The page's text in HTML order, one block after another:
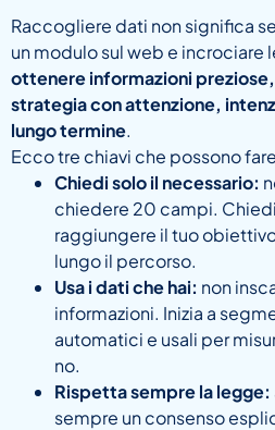
Raccogliere dati non significa
un modulo sul web e incrociare
ottenere informazioni
strategia con attenzione,
lungo termine.
Ecco tre chiavi che possono
Chiedi solo il necessario:
chiedere 20 campi.
raggiungere il tuo
lungo il percorso.
Usa i dati che hai: non
informazioni. Inizia a
automatici e usali per
no.
Rispetta sempre la legge:
sempre un consenso